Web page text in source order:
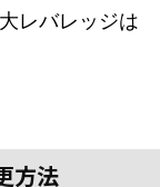
レバレッジは
方法